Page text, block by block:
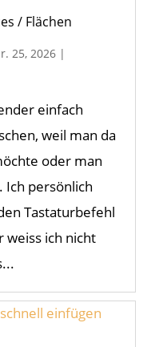
/ Flächen
25, 2026|
einfach
weil man da
oder man
Ich persönlich
Tastaturbefehl
weiss ich nicht